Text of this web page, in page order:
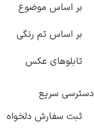
بر اساس موضوع
بر اساس تم رنگی
تابلوهای عکس
دسترسی سریع
ثبت سفارش دلخواه